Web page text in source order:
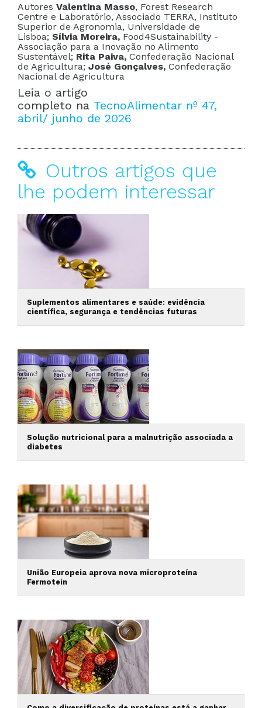
Autores Valentina Masso, Forest Research
Centre e Laboratório, Associado TERRA, Instituto
Superior de Agronomia, Universidade de
Lisboa; Sílvia Moreira, Food4Sustainability -
Associação para a Inovação no Alimento
Sustentável; Rita Paiva, Confederação Nacional
de Agricultura; José Gonçalves, Confederação
Nacional de Agricultura
Leia o artigo
completo na TecnoAlimentar nº 47,
abril/ junho de 2026
Outros artigos que
lhe podem interessar
Suplementos alimentares e saúde: evidência
científica, segurança e tendências futuras
Solução nutricional para a malnutrição associada a
diabetes
União Europeia aprova nova microproteína
Fermotein